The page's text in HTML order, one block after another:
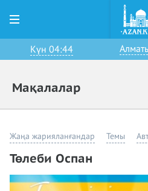
Күн 04:44
Мақалалар
Жаңа жарияланғандар Темы
Төлеби Оспан